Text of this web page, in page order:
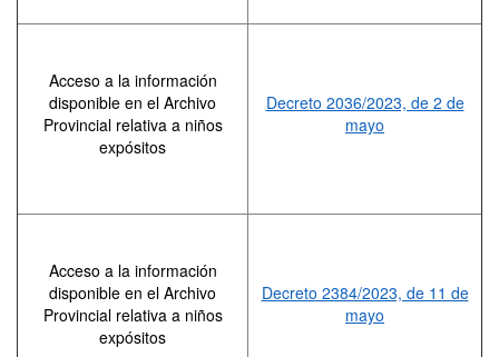
Acceso a la información
disponible en el Archivo
Provincial relativa a niños
expósitos
Decreto 2036/2023, de 2 de
mayo
Acceso a la información
disponible en el Archivo
Provincial relativa a niños
expósitos
Decreto 2384/2023, de 11 de
mayo